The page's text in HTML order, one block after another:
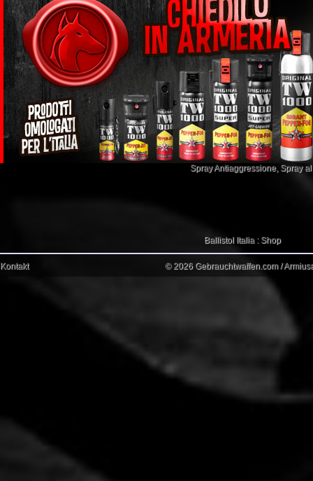
Spray Antiaggressione, Spray
Ballistol Italia : Shop
Kontakt © 2026 Gebrauchtwaffen.com /